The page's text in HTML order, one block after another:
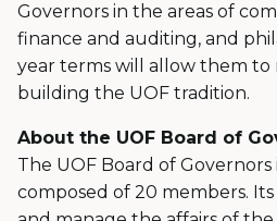
Governors in the areas of
finance and auditing, and
year terms will allow them to
building the UOF tradition.
About the UOF Board of
The UOF Board of
composed of 20 members.